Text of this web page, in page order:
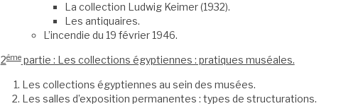
La collection Ludwig Keimer (1932).
Les antiquaires.
L’incendie du 19 février 1946.
2èmepartie : Les collections égyptiennes : pratiques muséales.
Les collections égyptiennes au sein des musées.
Les salles d’exposition permanentes : types de structurations.